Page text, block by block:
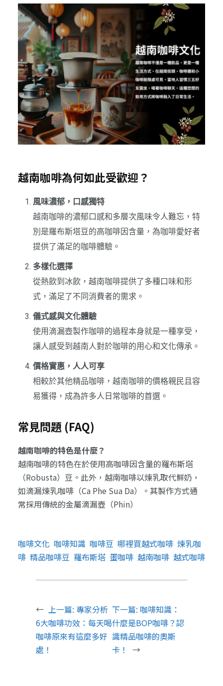
越南咖啡為何如此受歡迎？
風味濃郁，口感獨特
越南咖啡的濃郁口感和多層次風味令人難忘，特
別是羅布斯塔豆的高咖啡因含量，為咖啡愛好者
提供了滿足的咖啡體驗。
多樣化選擇
從熱飲到冰飲，越南咖啡提供了多種口味和形
式，滿足了不同消費者的需求。
儀式感與文化體驗
使用滴漏壺製作咖啡的過程本身就是一種享受，
讓人感受到越南人對於咖啡的用心和文化傳承。
價格實惠，人人可享
相較於其他精品咖啡，越南咖啡的價格親民且容
易獲得，成為許多人日常咖啡的首選。
常見問題 (FAQ)
越南咖啡的特色是什麼？
越南咖啡的特色在於使用高咖啡因含量的羅布斯塔
（Robusta）豆。此外，越南咖啡以煉乳取代鮮奶，
如滴漏煉乳咖啡（Ca Phe Sua Da）。其製作方式通
常採用傳統的金屬滴漏壺（Phin）
咖啡文化 咖啡知識 咖啡豆 哪裡買越式咖啡 煉乳咖
啡 精品咖啡豆 羅布斯塔 蛋咖啡 越南咖啡 越式咖啡
← 上一篇: 專家分析
6大咖啡功效：每天喝
咖啡原來有這麼多好
處！
下一篇:咖啡知識：
什麼是BOP咖啡？認
識精品咖啡的奧斯
卡！
→